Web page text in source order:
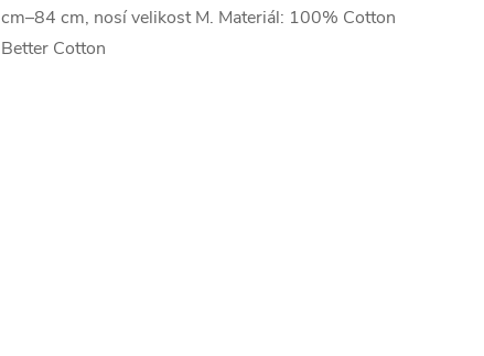
cm–84 cm, nosí velikost M. Materiál: 100% Cotton
Better Cotton